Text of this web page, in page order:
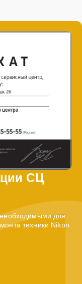
СЦ
для
техники Nikon